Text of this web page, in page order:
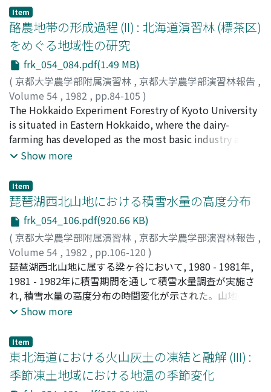
が短枝であった。クロモジは2生育季の聞に3次枝をつくる
けれども, 4次枝となったものはなかった。前年の 1, 2次軸
に由来する新条は短枝化する傾向がある。これらのことか
ら5次以上の分校ができる可能性は低いと考えられる。
天然更新) : 林分Iに隣接し上木の年齢も同じであるが,
1965年以降ほぼ5年おきに間伐が繰返されたため, 現在本
数は林分Iより30％も少なく, 林冠は疎開し平均相対照度は
50％と著しく明るい。したがって下層植生もよく繁茂して
いるが, 5 - 19年生, 高さ50 - 300cmの天然生のヒノキ稚樹
が70, 000本/haも密生し, 枯死木もみられる。そのため相
対的に葉量の少ないものが多いので, 下層植生とともに本
数調整のための除伐を行なう必要がある。各調査林分の
A_o層量はスギ林 (林分II) より少ないが, 表層土中に混入
したリター量は反対に多く, 雨水による流亡はほとんどな
いようである。また土壌の理化学性もPの含有率が少ない
い石英斑岩を母材とするヒノキ林の取扱いとして, このよ
うな二段林施業は極めて適切であると判断された。
後, わが国の住宅建築需要が増大する中で, 人工銘竹を中心
とした建築用竹材の需要も増加した。その過程で, 京都に
は, 銘竹生産業者・銘竹問屋をはじめとして製品加工業者
が成立してくるが, 京都の産地は, 次の3つの段階を経ては
じめて形成・確立されたということができる。 第1段階…
産地の形成 : 銘竹問屋と銘竹生産業者の協調段階 第2段
階…産地の再編 : 銘竹問屋による製品加工業者の育成段階
第3段階…産地の確立 : 三者の確立段階 そして, 銘竹生産業
者・銘竹問屋・製品加工業者の3者が, それぞれの機能を積
極的意欲的に発揮することによって, 生産・販売体制が完
成されたところに京都の大きな特徴がある。
Item
酪農地帯の形成過程 (II) : 北海道演習林 (標茶区)
をめぐる地域性の研究
frk_054_084.pdf(1.49 MB)
( 京都大学農学部附属演習林 , 京都大学農学部演習林報告 ,
Volume 54 , 1982 , pp.84-105 )
北尾, 邦伸;Kitao, Kuninobu;キタオ, クニノブ
The Hokkaido Experiment Forestry of Kyoto University
is situated in Eastern Hokkaido, where the dairy-
farming has developed as the most basic industry and
farmers have continuously made pastures from forest
village from our Experiment Forest this time, and made
a research on the actual condition of the historical
process of the dairy-farming development. The dairy-
farming of Iyasaka district has attained to the stage of
the specalized dairy-farming since 1965 throughout the
stage of the mixed〔dairy-farming, crop farming,
forestry etc.〕management. In recent 15 years, this area
has been greatly subsidized from the national coffers
and has been reorganized to form the "regional
structure" of dairy-farming, conducted by the policy of
the enlargement of the scope of the management (the
number of the milch cow, the area of the cultivated
field and mechanization), but now the farmers have a
hard time of the financial difficulty of the farmhouse
Show more
Item
琵琶湖西北山地における積雪水量の高度分布
frk_054_106.pdf(920.66 KB)
( 京都大学農学部附属演習林 , 京都大学農学部演習林報告 ,
Volume 54 , 1982 , pp.106-120 )
友村, 光秀;福嶌, 義宏;鈴木, 雅一;窪田, 順平;太田, 岳史;
Tomomura, Mitsuhide;Fukushima, Yoshihiro;Suzuki,
Masakazu;Kubota, Junpei;Ohta, Takeshi;トモムラ, ミツ
ヒデ;フクシマ, ヨシヒロ
琵琶湖西北山地に属する梁ヶ谷において, 1980 - 1981年,
1981 - 1982年に積雪期間を通して積雪水量調査が実施さ
れ, 積雪水量の高度分布の時間変化が示された。山地の積
雪水量が最大になる時期は, 山麓よりも遅れ, 3月上旬であ
が盛んになる時期と一致し, 日平均気温が0℃以上になる時
期であることがわかった。ある期間内における積雪水量の
変化量を高度別に見ると, 測定地点, 測定期聞により, かな
りのばらつきがあるものの, 全体的に見れば, 降雪量は高度
Show more
Item
東北海道における火山灰土の凍結と融解 (III) :
季節凍土地域における地温の季節変化